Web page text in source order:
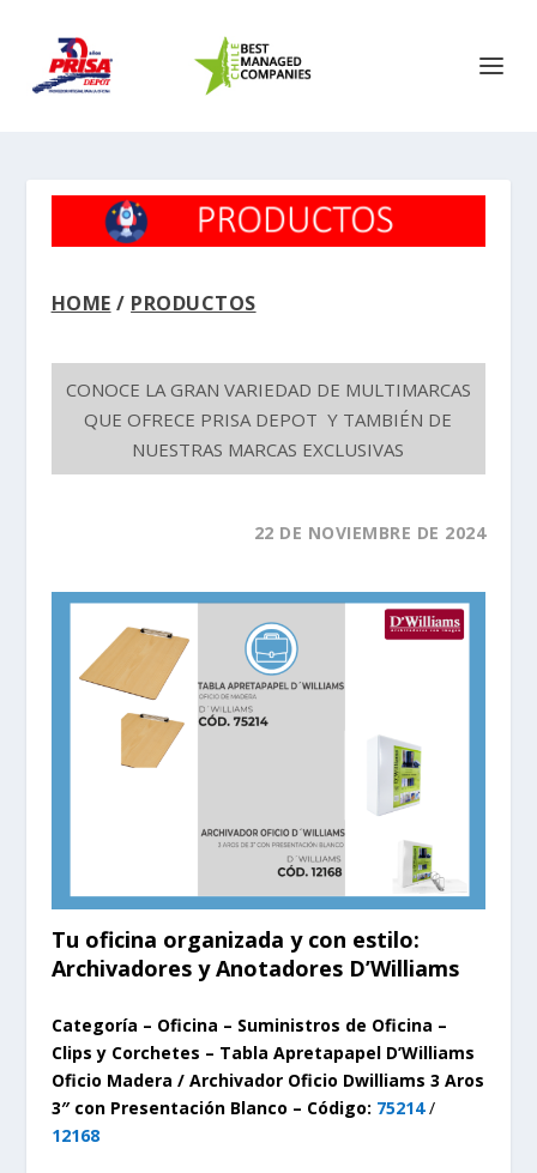
HOME / PRODUCTOS
CONOCE LA GRAN VARIEDAD DE MULTIMARCAS
QUE OFRECE PRISA DEPOT Y TAMBIÉN DE
NUESTRAS MARCAS EXCLUSIVAS
22 DE NOVIEMBRE DE 2024
Tu oficina organizada y con estilo:
Archivadores y Anotadores D’Williams
Categoría – Oficina – Suministros de Oficina –
Clips y Corchetes – Tabla Apretapapel D’Williams
Oficio Madera / Archivador Oficio Dwilliams 3 Aros
3″ con Presentación Blanco – Código: 75214/
12168